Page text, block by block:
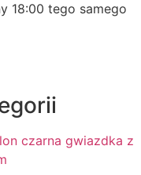
18:00 tego samego